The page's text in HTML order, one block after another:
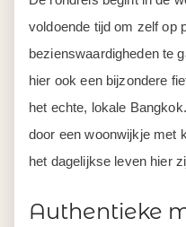
voldoende tijd om zelf op
bezienswaardigheden te
hier ook een bijzondere
het echte, lokale
door een woonwijkje met
het dagelijkse leven hier
Authentieke